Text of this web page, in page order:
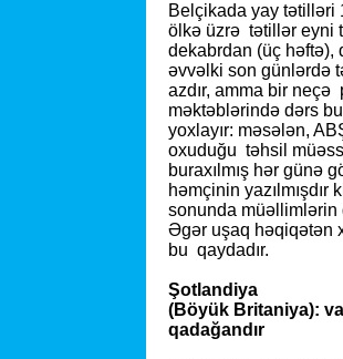
Belçikada yay tətilləri
ölkə üzrə tətillər eyni
dekabrdan (üç həftə),
əvvəlki son günlərdə
azdır, amma bir
məktəblərində dərs
yoxlayır: məsələn,
oxuduğu təhsil
buraxılmış hər günə
həmçinin
sonunda müəllimlərin
Əgər uşaq həqiqətən
bu qaydadır.
Şotlandiya
(Böyük Britaniya):
qadağandır